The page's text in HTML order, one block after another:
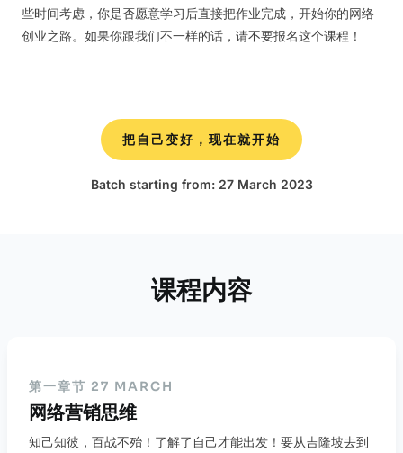
些时间考虑，你是否愿意学习后直接把作业完成，开始你的网络
创业之路。如果你跟我们不一样的话，请不要报名这个课程！
把自己变好，现在就开始
Batch starting from: 27 March 2023​
课程内容
第一章节 27 MARCH
网络营销思维
知己知彼，百战不殆！了解了自己才能出发！要从吉隆坡去到